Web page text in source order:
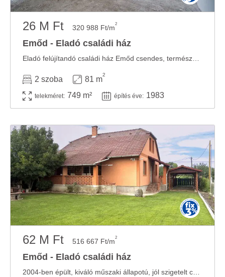
26 M Ft 320 988 Ft/m2
Emőd - Eladó családi ház
2 szoba 81 m
2
telekméret: 749 m² építés éve: 1983
62 M Ft 516 667 Ft/m2
Emőd - Eladó családi ház